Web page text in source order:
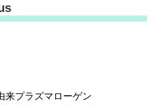
来プラズマローゲン